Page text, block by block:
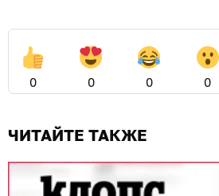
0 0 0 0
ЧИТАЙТЕ ТАКЖЕ